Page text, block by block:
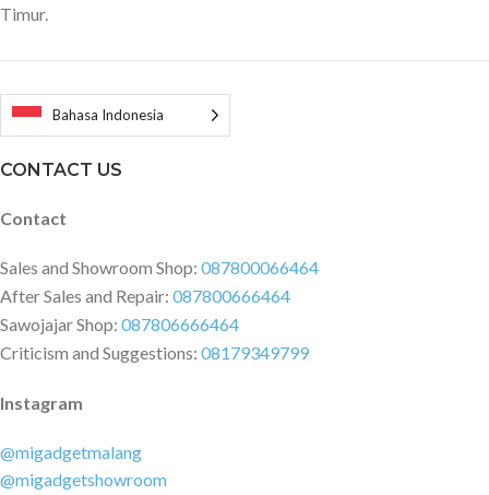
Ion : 200 juta ion platinum untuk
Operasi: Empat suhu, dua
240V Nilai Frekuensi: 50/60Hz
Nilai Daya: 1600W Kebisingan:
≤75dB Indikator Lampu: Warna
Produk: 76 x 82 x 255mm
240V Nilai Frekuensi: 50/60Hz
Timur.
Bahasa Indonesia
CONTACT US
Contact
Sales and Showroom Shop: 087800066464
After Sales and Repair: 087800666464
Sawojajar Shop: 087806666464
Criticism and Suggestions: 08179349799
Instagram
@migadgetmalang
@migadgetshowroom